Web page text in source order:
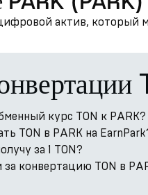
актив, который
курс TON к PARK?
TON в PARK на
за 1 TON?
конвертацию TON в